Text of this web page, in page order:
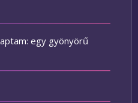
egy gyönyörű